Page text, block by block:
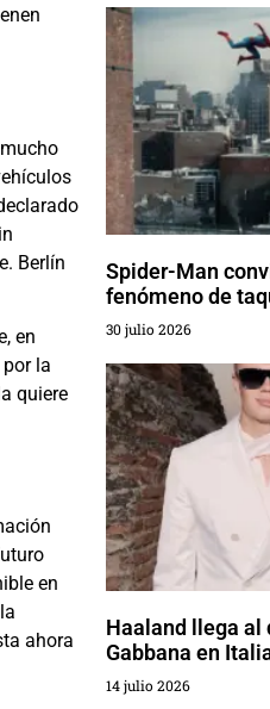
Berlín
en
la
quiere
en
ahora
Spider-Man
fenómeno de
30 julio 2026
Haaland llega al
Gabbana en
14 julio 2026